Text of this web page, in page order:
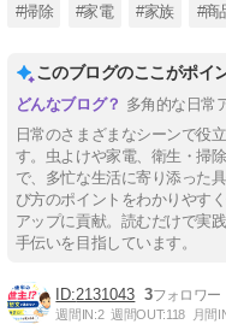
#掃除 #家電 #家族 #商
このブログのここがポイ
多角的な日常
日常のさまざまなシーンで役
す。虫よけや家電、衛生・掃
で、多忙な生活に寄り添った
び方のポイントをわかりやす
アップに貢献。読むだけで実
手伝いを目指しています。
2131043 3
週間IN:2 週間OUT:118 月間